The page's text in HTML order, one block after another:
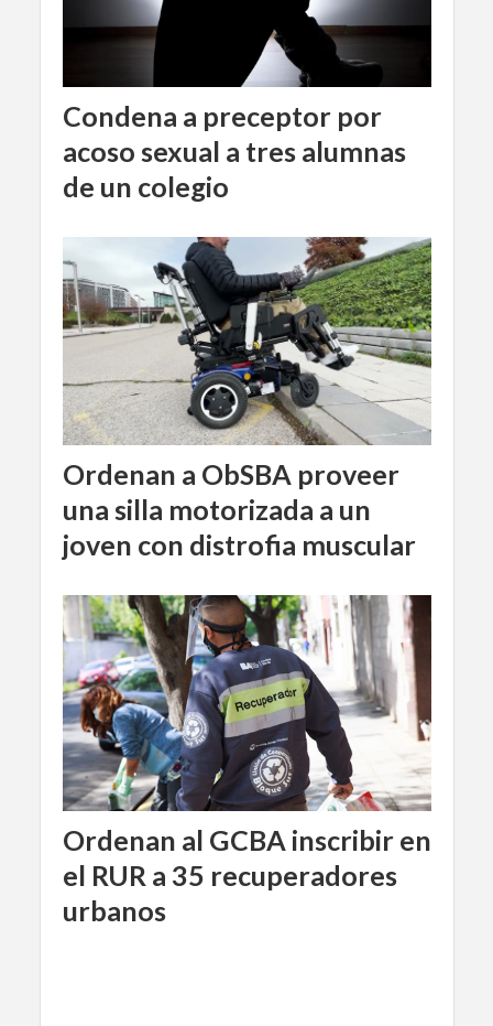
Condena a preceptor por
acoso sexual a tres alumnas
de un colegio
Ordenan a ObSBA proveer
una silla motorizada a un
joven con distrofia muscular
Ordenan al GCBA inscribir en
el RUR a 35 recuperadores
urbanos